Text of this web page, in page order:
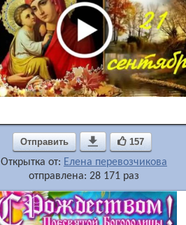
Отправить  157
Открытка от: Елена перевозчикова
отправлена: 28 171 раз